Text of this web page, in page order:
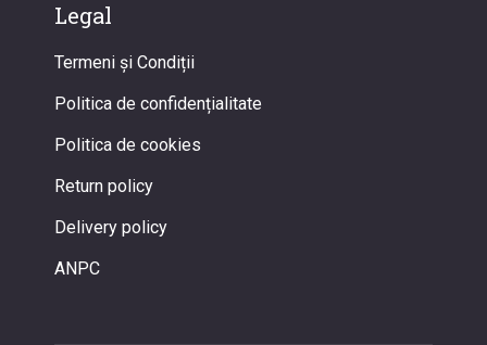
opens
new
window
opens
new
window
new
window
new
window
Legal
Termeni și Condiții
Politica de confidențialitate
Politica de cookies
Return policy
Delivery policy
ANPC